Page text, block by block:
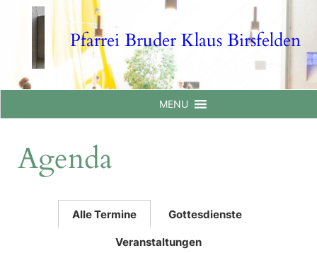
Pfarrei Bruder Klaus Birsfelden
MENU
Agenda
Alle Termine Gottesdienste
Veranstaltungen